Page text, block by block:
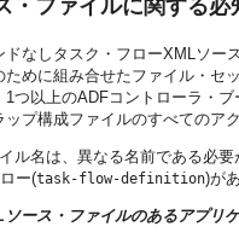
・ファイルに関する必
なしタスク・フローXMLソ
めに組み合せたファイル・セ
つ以上のADFコントローラ・
プ構成ファイルのすべての
ル名は、異なる名前である必
ー(task-flow-definition)が
ース・ファイルのあるアプリ